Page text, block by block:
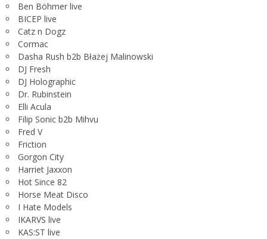
Ben Böhmer live
BICEP live
Catz n Dogz
Cormac
Dasha Rush b2b Błażej Malinowski
DJ Fresh
DJ Holographic
Dr. Rubinstein
Elli Acula
Filip Sonic b2b Mihvu
Fred V
Friction
Gorgon City
Harriet Jaxxon
Hot Since 82
Horse Meat Disco
I Hate Models
IKARVS live
KAS:ST live